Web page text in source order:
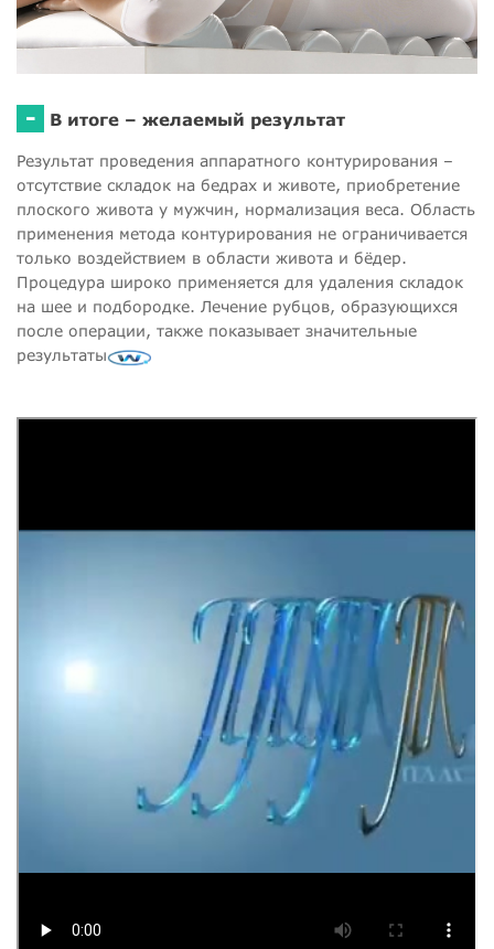
- В итоге – желаемый результат
Результат проведения аппаратного контурирования –
отсутствие складок на бедрах и животе, приобретение
плоского живота у мужчин, нормализация веса. Область
применения метода контурирования не ограничивается
только воздействием в области живота и бёдер.
Процедура широко применяется для удаления складок
на шее и подбородке. Лечение рубцов, образующихся
после операции, также показывает значительные
результаты